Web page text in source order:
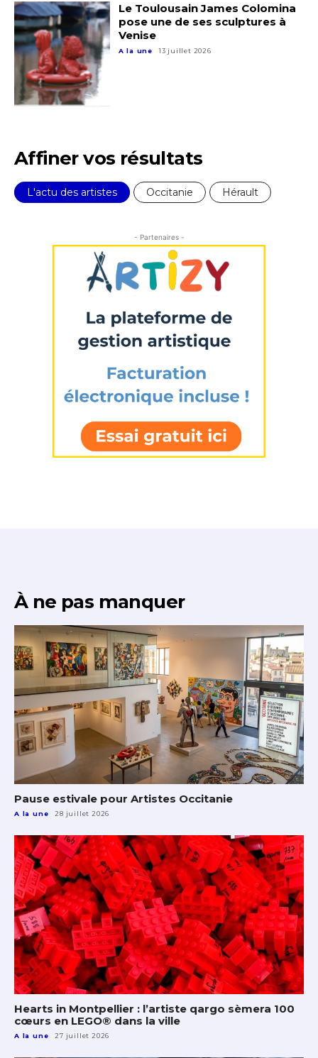
Le Toulousain James Colomina
pose une de ses sculptures à
Venise
A la une 13 juillet 2026
Affiner vos résultats
L'actu des artistes Occitanie Hérault
- Partenaires -
À ne pas manquer
Pause estivale pour Artistes Occitanie
A la une 28 juillet 2026
Hearts in Montpellier : l’artiste qargo sèmera 100
cœurs en LEGO® dans la ville
A la une 27 juillet 2026